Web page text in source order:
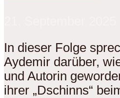
In dieser Folge
Aydemir darüber,
und Autorin
ihrer „Dschinns“